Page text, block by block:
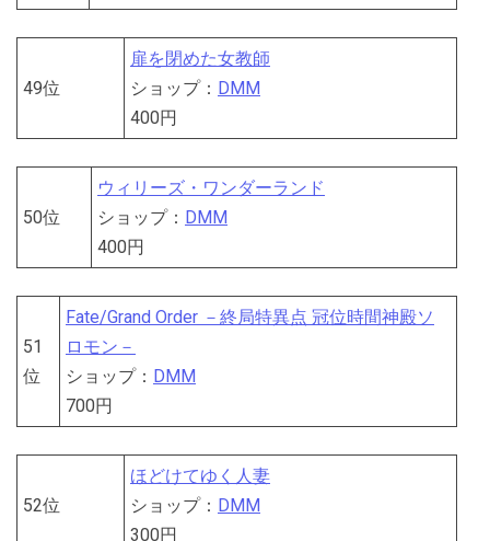
49位
扉を閉めた女教師
ショップ： DMM
400円
50位
ウィリーズ・ワンダーランド
ショップ： DMM
400円
51
位
Fate/Grand Order －終局特異点 冠位時間神殿ソ
ロモン－
ショップ： DMM
700円
52位
ほどけてゆく人妻
ショップ： DMM
300円